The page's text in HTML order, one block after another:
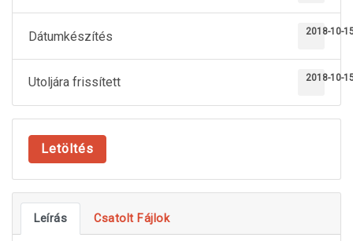
Dátumkészítés 2018-10-
Utoljára frissített 2018-10-
Letöltés
Leírás Csatolt Fájlok